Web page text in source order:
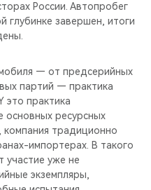
России. Автопробег
глубинке завершен, итоги
— от предсерийных
партий — практика
это практика
основных ресурсных
компания традиционно
импортерах. В такого
участие уже не
экземпляры,